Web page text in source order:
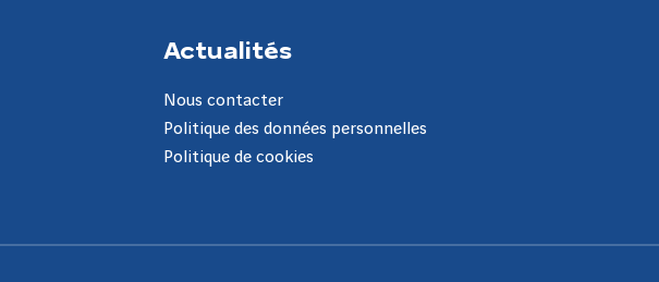
Actualités
Nous contacter
Politique des données personnelles
Politique de cookies